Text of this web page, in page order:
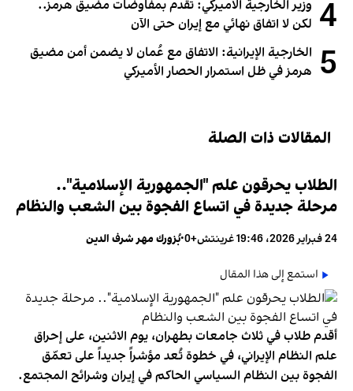
4 وزير الخارجية الأميركي: تقدم بمفاوضات مضيق هرمز..
لكن لا اتفاق نهائي مع إيران حتى الآن
5 الخارجية الإيرانية: الاتفاق مع عُمان لا يضمن أمن مضيق
هرمز في ظل استمرار الحصار الأميركي
المقالات ذات الصلة
الطلاب يحرقون علم "الجمهورية الإسلامية"..
مرحلة جديدة في اتساع الفجوة بين الشعب والنظام
24 فبراير 2026، 19:46 غرينتش+0 •بُزورك مهر شرف الدين
استمع إلى هذا المقال
أقدم طلاب في ثلاث جامعات بطهران، يوم الاثنين، على إحراق
علم النظام الإيراني، في خطوة تُعد مؤشراً جديداً على تعمّق
الفجوة بين النظام السياسي الحاكم في إيران وشرائح المجتمع.